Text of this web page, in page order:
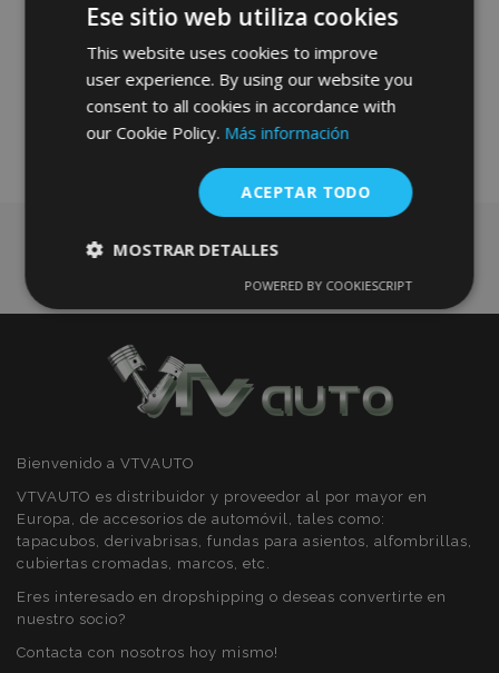
Añadir
a la
Lista
Deseos
Bienvenido a VTVAUTO
VTVAUTO es distribuidor y proveedor al por mayor en
Europa, de accesorios de automóvil, tales como:
tapacubos, derivabrisas, fundas para asientos, alfombrillas,
cubiertas cromadas, marcos, etc.
Eres interesado en dropshipping o deseas convertirte en
nuestro socio?
Contacta con nosotros hoy mismo!
Ese sitio web utiliza cookies
This website uses cookies to improve
user experience. By using our website you
consent to all cookies in accordance with
our Cookie Policy. Más información
ACEPTAR TODO
MOSTRAR DETALLES
estrictamente
Cookies de
rendimiento
Cookies de
Cookies de
Cookies estrictamente necesarias
Cookies de preferencias
POWERED BY COOKIESCRIPT